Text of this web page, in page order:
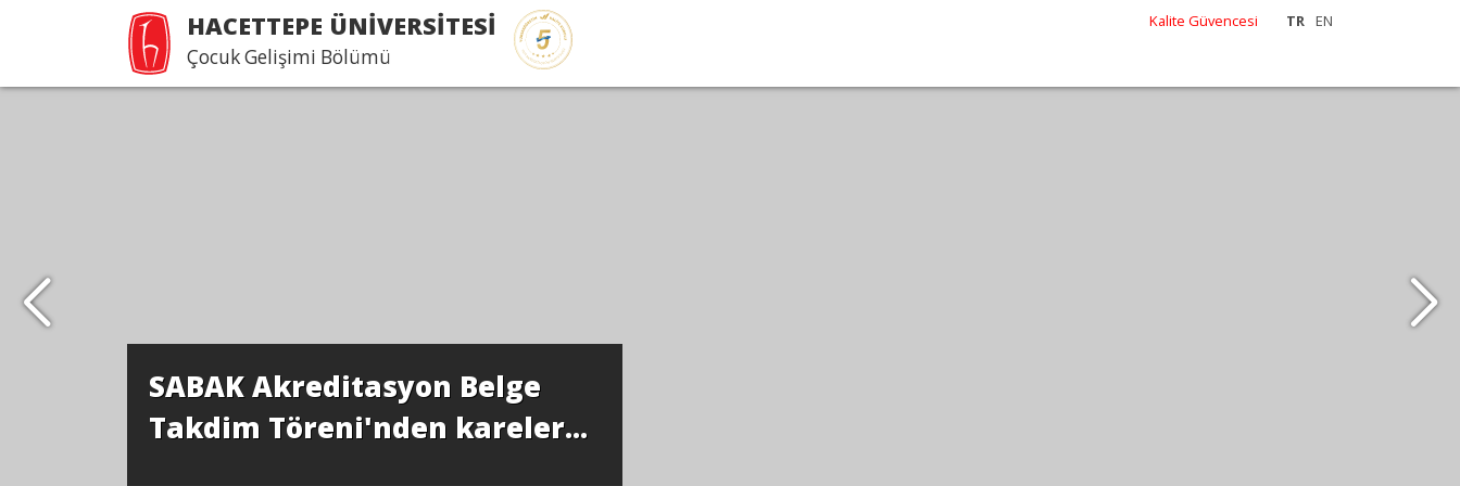
HACETTEPE ÜNİVERSİTESİ
Çocuk Gelişimi Bölümü
TR EN
Kalite Güvencesi
SABAK Akreditasyon Belge
Takdim Töreni'nden kareler...